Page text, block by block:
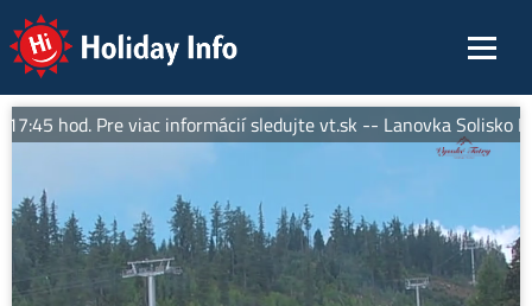
Holiday Info
hod. Pre viac informácií sledujte vt.sk -- Lanovka Solisko